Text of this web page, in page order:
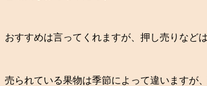
おすすめは言ってくれますが、押し売りなど
売られている果物は季節によって違いますが